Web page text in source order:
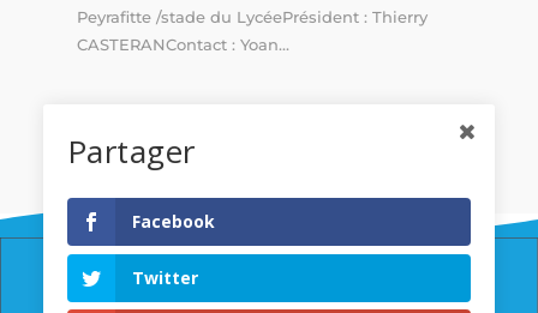
Peyrafitte /stade du LycéePrésident : Thierry
CASTERANContact : Yoan...
© Copyright Ville de Luchon
Partager
Facebook
Twitter